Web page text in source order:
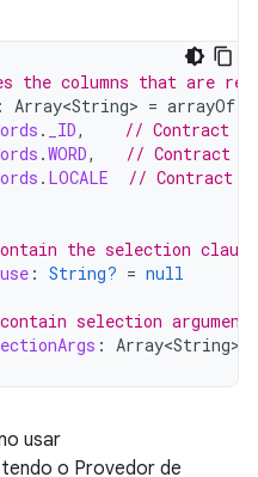
columns that are
: Array<String> = arrayOf
. _ID,
// Contract
.WORD,
// Contract
. LOCALE
// Contract
the selection clause
: String? = null
selection arguments
: Array<String>
usar
o Provedor de